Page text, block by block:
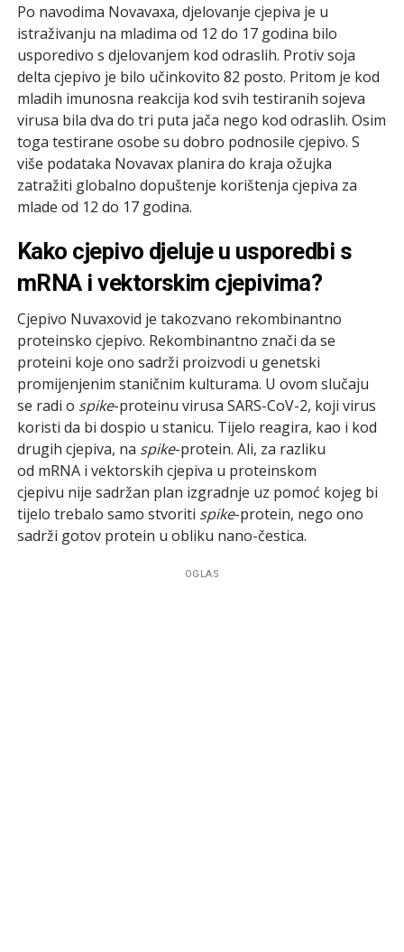
Po navodima Novavaxa, djelovanje cjepiva je u
istraživanju na mladima od 12 do 17 godina bilo
usporedivo s djelovanjem kod odraslih. Protiv soja
delta cjepivo je bilo učinkovito 82 posto. Pritom je kod
mladih imunosna reakcija kod svih testiranih sojeva
virusa bila dva do tri puta jača nego kod odraslih. Osim
toga testirane osobe su dobro podnosile cjepivo. S
više podataka Novavax planira do kraja ožujka
zatražiti globalno dopuštenje korištenja cjepiva za
mlade od 12 do 17 godina.
Kako cjepivo djeluje u usporedbi s
mRNA i vektorskim cjepivima?
Cjepivo Nuvaxovid je takozvano rekombinantno
proteinsko cjepivo. Rekombinantno znači da se
proteini koje ono sadrži proizvodi u genetski
promijenjenim staničnim kulturama. U ovom slučaju
se radi o spike-proteinu virusa SARS-CoV-2, koji virus
koristi da bi dospio u stanicu. Tijelo reagira, kao i kod
drugih cjepiva, na spike-protein. Ali, za razliku
od mRNA i vektorskih cjepiva u proteinskom
cjepivu nije sadržan plan izgradnje uz pomoć kojeg bi
tijelo trebalo samo stvoriti spike-protein, nego ono
sadrži gotov protein u obliku nano-čestica.
OGLAS